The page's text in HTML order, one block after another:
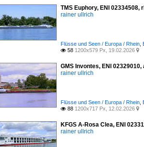
TMS Euphory, ENI
rainer ullrich
Flüsse und Seen / Europa / Rhein
 58 1200x579 Px, 19.02.2026 
GMS Invontes, ENI
rainer ullrich
Flüsse und Seen / Europa / Rhein
 88 1200x717 Px, 12.02.2026 
KFGS A-Rosa Clea, ENI
rainer ullrich